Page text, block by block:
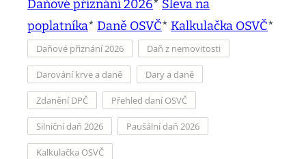
Daňové přiznání 2026* Sleva na
poplatníka* Daně OSVČ* Kalkulačka OSVČ*
Daňové přiznání 2026 Daň z nemovitosti
Darování krve a daně Dary a daně
Zdanění DPČ Přehled daní OSVČ
Silniční daň 2026 Paušální daň 2026
Kalkulačka OSVČ